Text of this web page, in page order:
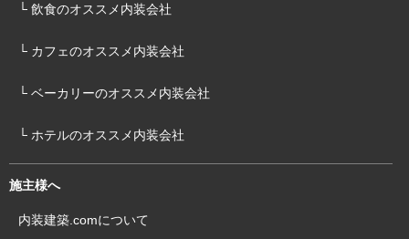
└ 飲食のオススメ内装会社
└ カフェのオススメ内装会社
└ ベーカリーのオススメ内装会社
└ ホテルのオススメ内装会社
施主様へ
内装建築.comについて